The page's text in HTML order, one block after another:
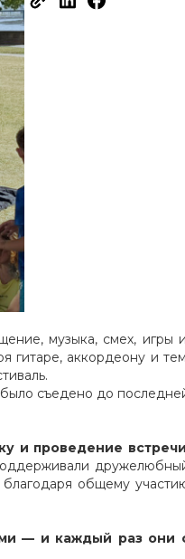
музыка, смех, игры
гитаре, аккордеону и
съедено до
и проведение встречи
общему
— и каждый раз они